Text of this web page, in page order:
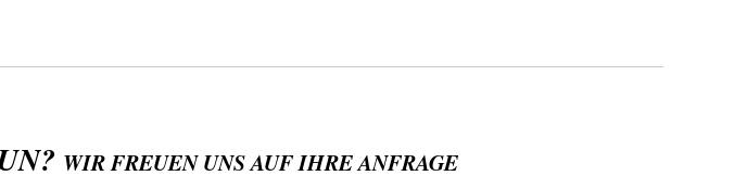
WIR FREUEN UNS AUF IHRE ANFRAGE